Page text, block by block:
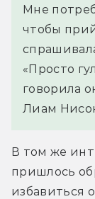
Мне
чтобы
«Просто
говорила
Лиам
В том же
пришлось
избавиться